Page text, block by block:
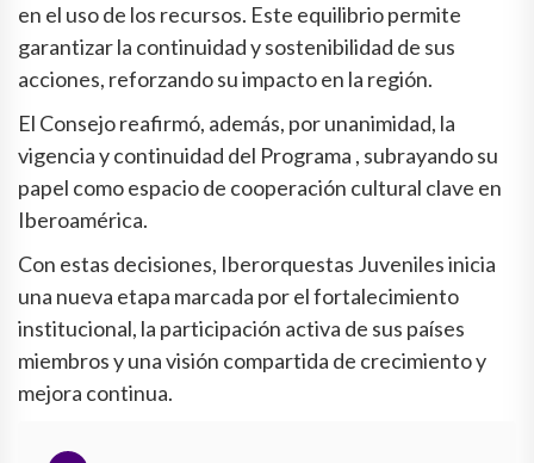
en el uso de los recursos. Este equilibrio permite
garantizar la continuidad y sostenibilidad de sus
acciones, reforzando su impacto en la región.
El Consejo reafirmó, además, por unanimidad, la
vigencia y continuidad del Programa , subrayando su
papel como espacio de cooperación cultural clave en
Iberoamérica.
Con estas decisiones, Iberorquestas Juveniles inicia
una nueva etapa marcada por el fortalecimiento
institucional, la participación activa de sus países
miembros y una visión compartida de crecimiento y
mejora continua.